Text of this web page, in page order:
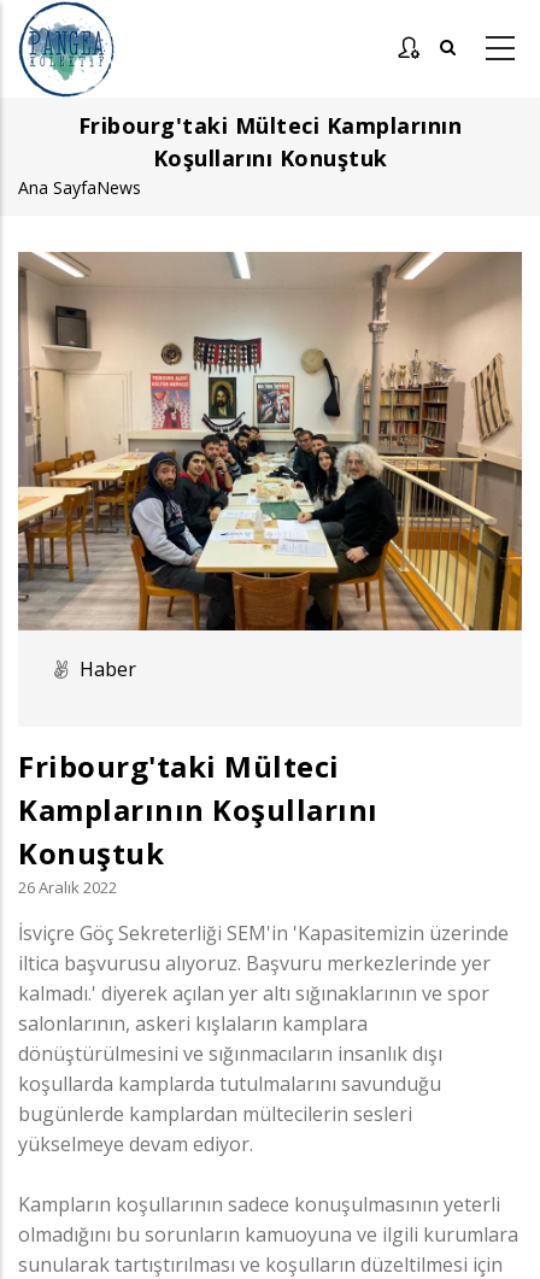
Ana
içeriğe
atla
Fribourg'taki Mülteci Kamplarının
Koşullarını Konuştuk
Sayfa
yolu
Ana SayfaNews
Görsel
Haber
Fribourg'taki Mülteci
Kamplarının Koşullarını
Konuştuk
26 Aralık 2022
İsviçre Göç Sekreterliği SEM'in 'Kapasitemizin üzerinde
iltica başvurusu alıyoruz. Başvuru merkezlerinde yer
kalmadı.' diyerek açılan yer altı sığınaklarının ve spor
salonlarının, askeri kışlaların kamplara
dönüştürülmesini ve sığınmacıların insanlık dışı
koşullarda kamplarda tutulmalarını savunduğu
bugünlerde kamplardan mültecilerin sesleri
yükselmeye devam ediyor.
Kampların koşullarının sadece konuşulmasının yeterli
olmadığını bu sorunların kamuoyuna ve ilgili kurumlara
sunularak tartıştırılması ve koşulların düzeltilmesi için